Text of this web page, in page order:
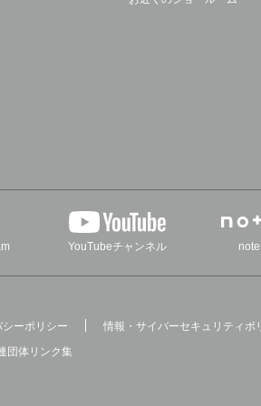
YouTubeチャンネル note
シーポリシー
情報・サイバーセキュリティポ
団体リンク集